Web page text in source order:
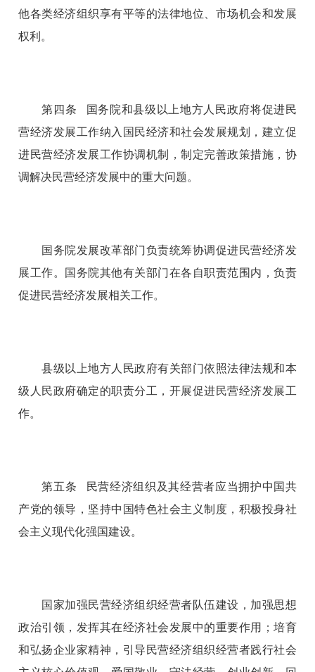
他各类经济组织享有平等的法律地位、市场机会和发展
权利。
第四条 国务院和县级以上地方人民政府将促进民
营经济发展工作纳入国民经济和社会发展规划，建立促
进民营经济发展工作协调机制，制定完善政策措施，协
调解决民营经济发展中的重大问题。
国务院发展改革部门负责统筹协调促进民营经济发
展工作。国务院其他有关部门在各自职责范围内，负责
促进民营经济发展相关工作。
县级以上地方人民政府有关部门依照法律法规和本
级人民政府确定的职责分工，开展促进民营经济发展工
作。
第五条 民营经济组织及其经营者应当拥护中国共
产党的领导，坚持中国特色社会主义制度，积极投身社
会主义现代化强国建设。
国家加强民营经济组织经营者队伍建设，加强思想
政治引领，发挥其在经济社会发展中的重要作用；培育
和弘扬企业家精神，引导民营经济组织经营者践行社会